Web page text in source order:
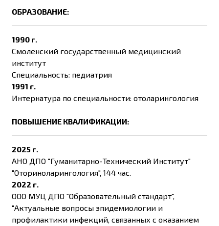
ОБРАЗОВАНИЕ:
1990 г.
Смоленский государственный медицинский
институт
Специальность: педиатрия
1991 г.
Интернатура по специальности: отоларингология
ПОВЫШЕНИЕ КВАЛИФИКАЦИИ:
2025 г.
АНО ДПО "Гуманитарно-Технический Институт"
"Оториноларингология", 144 час.
2022 г.
ООО МУЦ ДПО "Образовательный стандарт",
"Актуальные вопросы эпидемиологии и
профилактики инфекций, связанных с оказанием